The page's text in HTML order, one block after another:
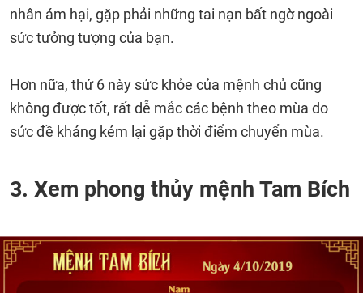
nhân ám hại, gặp phải những tai nạn bất ngờ ngoài
sức tưởng tượng của bạn.
Hơn nữa, thứ 6 này sức khỏe của mệnh chủ cũng
không được tốt, rất dễ mắc các bệnh theo mùa do
sức đề kháng kém lại gặp thời điểm chuyển mùa.
3. Xem phong thủy mệnh Tam Bích